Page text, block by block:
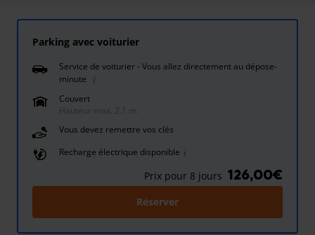
Parking avec voiturier
Service de voiturier - Vous allez directement au dépose-
minute
Couvert
Hauteur max. 2.1 m.
Vous devez remettre vos clés
Recharge électrique disponible
Prix pour 8 jours 126,00€
Réserver